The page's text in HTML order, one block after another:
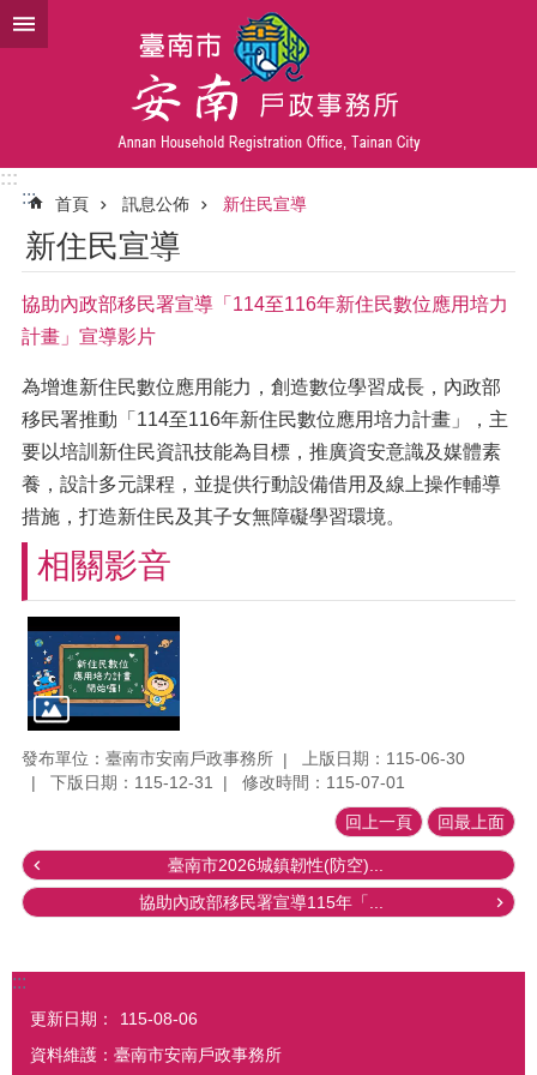
跳到主要內容區塊
:::
:::
首頁 訊息公佈 新住民宣導
新住民宣導
協助內政部移民署宣導「114至116年新住民數位應用培力
計畫」宣導影片
為增進新住民數位應用能力，創造數位學習成長，內政部
移民署推動「114至116年新住民數位應用培力計畫」，主
要以培訓新住民資訊技能為目標，推廣資安意識及媒體素
養，設計多元課程，並提供行動設備借用及線上操作輔導
措施，打造新住民及其子女無障礙學習環境。
相關影音
發布單位：臺南市安南戶政事務所
上版日期：115-06-30
下版日期：115-12-31
修改時間：115-07-01
回上一頁 回最上面
臺南市2026城鎮韌性(防空)...
協助內政部移民署宣導115年「...
:::
更新日期：
115-08-06
資料維護：臺南市安南戶政事務所